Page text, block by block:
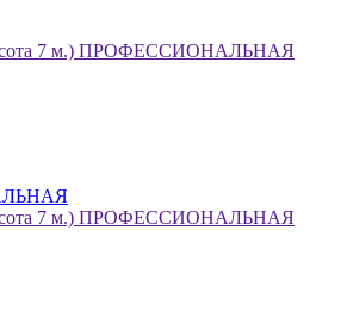
7 м.) ПРОФЕССИОНАЛЬНАЯ
7 м.) ПРОФЕССИОНАЛЬНАЯ